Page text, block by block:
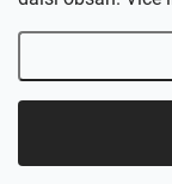
Copyright 2026